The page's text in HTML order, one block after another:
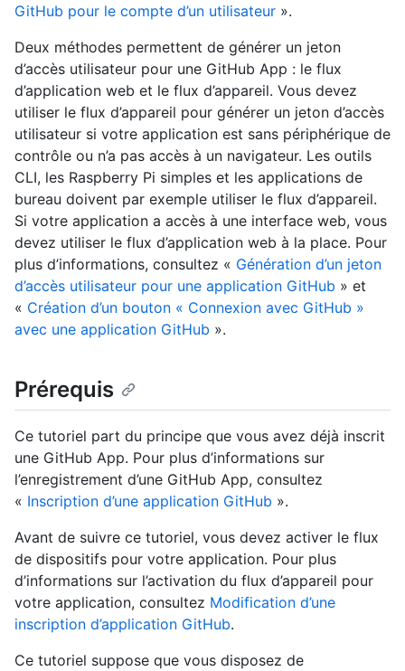
GitHub pour le compte d’un utilisateur ».
Deux méthodes permettent de générer un jeton
d’accès utilisateur pour une GitHub App : le flux
d’application web et le flux d’appareil. Vous devez
utiliser le flux d’appareil pour générer un jeton d’accès
utilisateur si votre application est sans périphérique de
contrôle ou n’a pas accès à un navigateur. Les outils
CLI, les Raspberry Pi simples et les applications de
bureau doivent par exemple utiliser le flux d’appareil.
Si votre application a accès à une interface web, vous
devez utiliser le flux d’application web à la place. Pour
plus d’informations, consultez « Génération d’un jeton
d’accès utilisateur pour une application GitHub » et
« Création d’un bouton « Connexion avec GitHub »
avec une application GitHub ».
Prérequis
Ce tutoriel part du principe que vous avez déjà inscrit
une GitHub App. Pour plus d’informations sur
l’enregistrement d’une GitHub App, consultez
« Inscription d’une application GitHub ».
Avant de suivre ce tutoriel, vous devez activer le flux
de dispositifs pour votre application. Pour plus
d’informations sur l’activation du flux d’appareil pour
votre application, consultez Modification d’une
inscription d’application GitHub.
Ce tutoriel suppose que vous disposez de